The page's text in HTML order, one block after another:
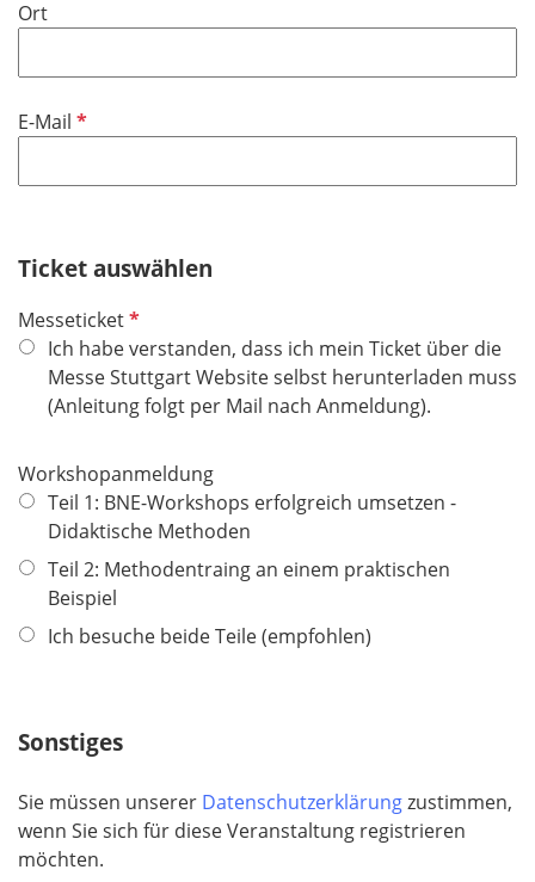
e
d
Ort
E-Mail P
l
h
f
e
l
d
Ticket auswählen
MesseticketP
f
l
i
t
l
Ich habe verstanden, dass ich mein Ticket über die
Messe Stuttgart Website selbst herunterladen muss
(Anleitung folgt per Mail nach Anmeldung).
Workshopanmeldung
Teil 1: BNE-Workshops erfolgreich umsetzen -
Didaktische Methoden
Teil 2: Methodentraing an einem praktischen
Beispiel
Ich besuche beide Teile (empfohlen)
Sonstiges
Sie müssen unserer Datenschutzerklärungzustimmen,
wenn Sie sich für diese Veranstaltung registrieren
möchten.